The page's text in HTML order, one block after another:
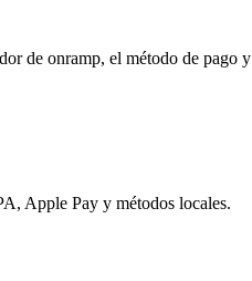
de onramp, el método de
Apple Pay y métodos locales.